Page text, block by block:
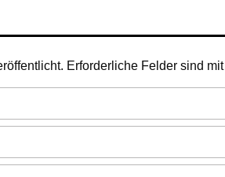
Erforderliche Felder sind mit